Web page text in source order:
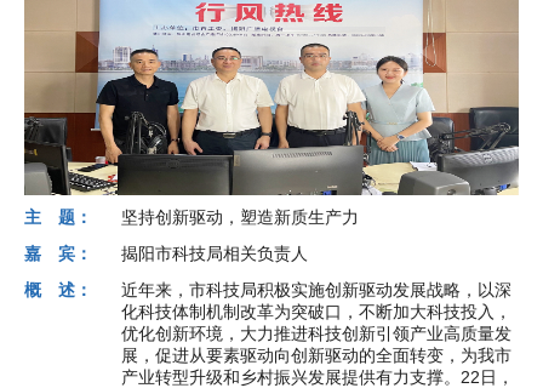
主 题：
坚持创新驱动，塑造新质生产力
嘉 宾：
揭阳市科技局相关负责人
概 述：
近年来，市科技局积极实施创新驱动发展战略，以深
化科技体制机制改革为突破口，不断加大科技投入，
优化创新环境，大力推进科技创新引领产业高质量发
展，促进从要素驱动向创新驱动的全面转变，为我市
产业转型升级和乡村振兴发展提供有力支撑。22日，